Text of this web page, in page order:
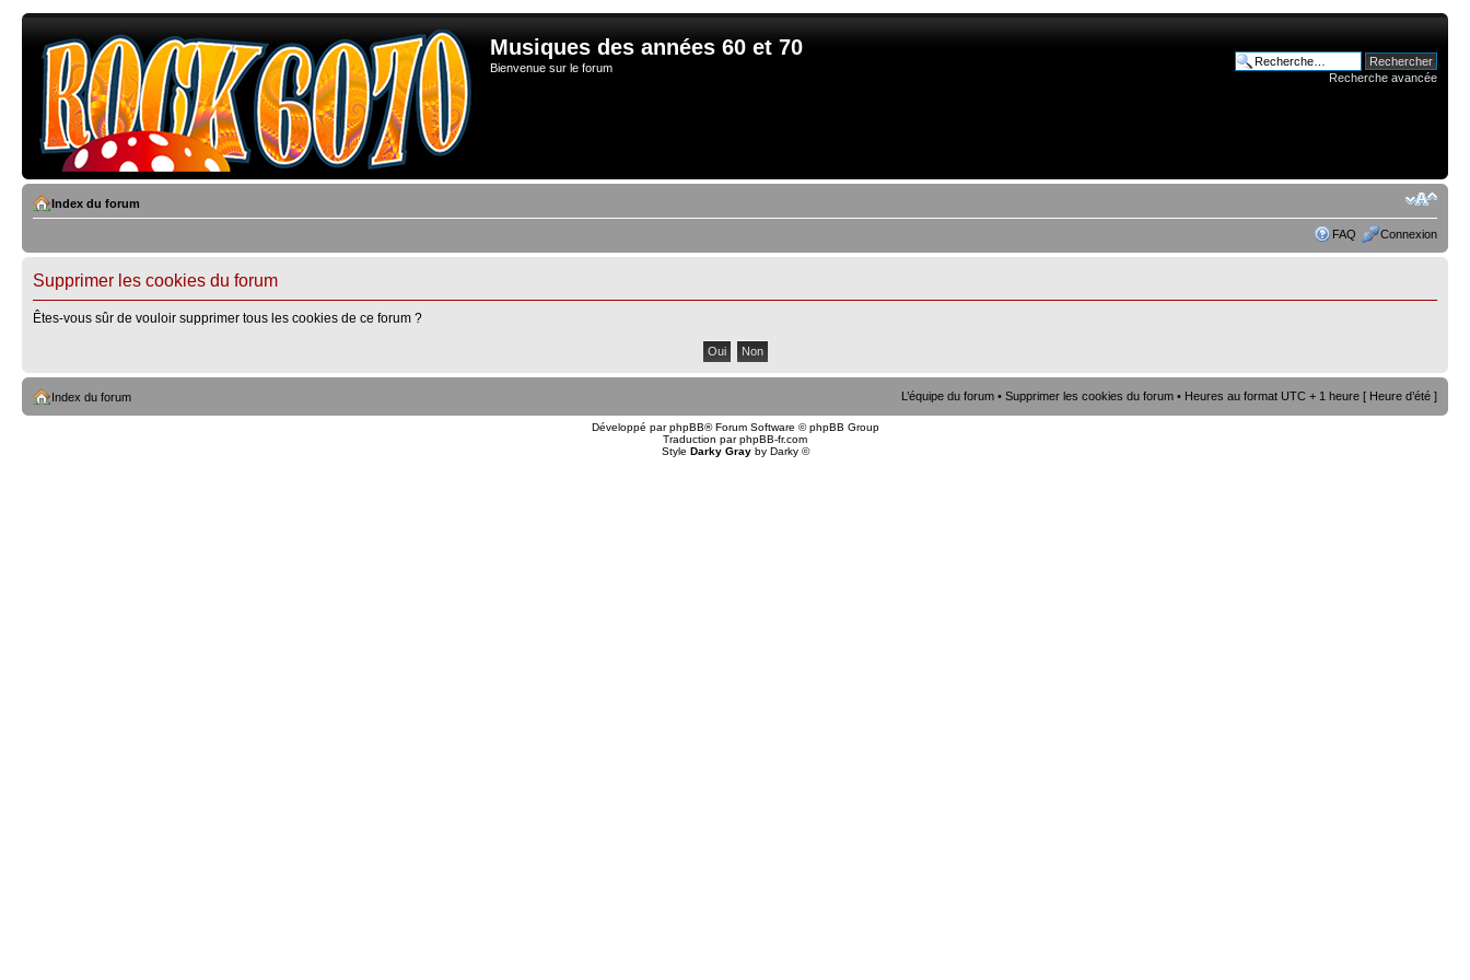
Musiques des années 60 et 70
Bienvenue sur le forum
Recherche avancée
Index du forum
FAQ Connexion
Supprimer les cookies du forum
Êtes-vous sûr de vouloir supprimer tous les cookies de ce forum ?
Index du forum L’équipe du forum • Supprimer les cookies du forum • Heures au format UTC + 1 heure [ Heure d’été ]
Développé parphpBB® Forum Software © phpBB Group
Traduction parphpBB-fr.com
Style Darky Grayby Darky©